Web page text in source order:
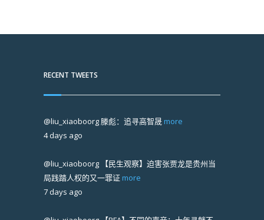
RECENT TWEETS
@liu_xiaoboorg滕彪：追寻高智晟 more
4 days ago
@liu_xiaoboorg 【民生观察】迫害张贾龙是贵州当
局践踏人权的又一罪证 more
7 days ago